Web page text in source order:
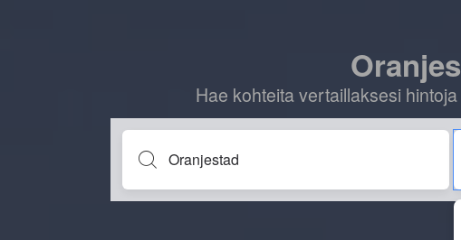
Hae kohteita vertaillaksesi